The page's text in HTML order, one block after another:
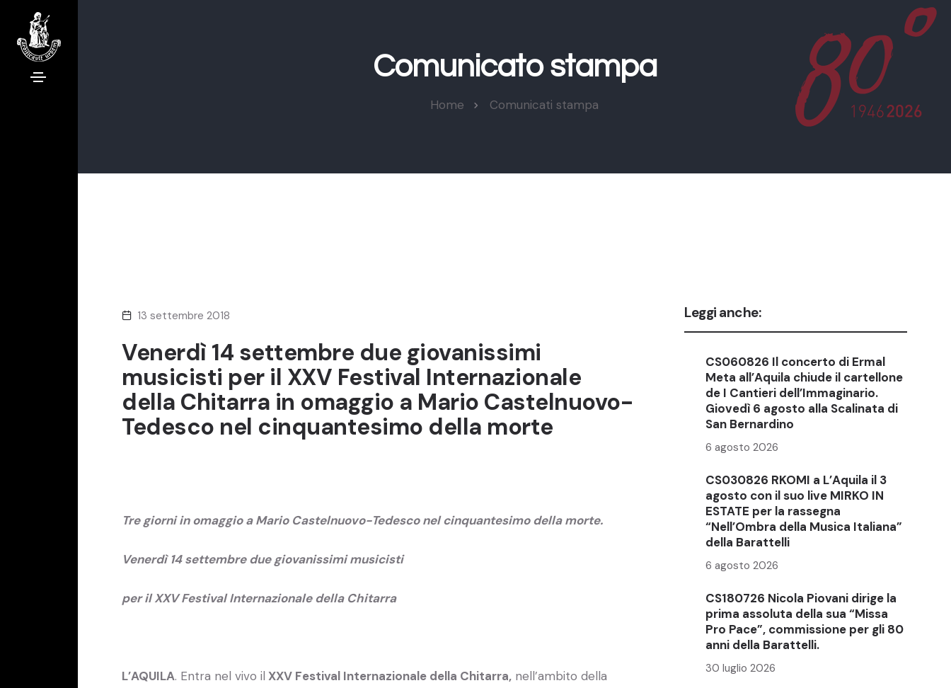
Comunicato stampa
Home Comunicati stampa
13 settembre 2018
Venerdì 14 settembre due giovanissimi
musicisti per il XXV Festival Internazionale
della Chitarra in omaggio a Mario Castelnuovo-
Tedesco nel cinquantesimo della morte
Tre giorni in omaggio a Mario Castelnuovo-Tedesco nel cinquantesimo della morte.
Venerdì 14 settembre due giovanissimi musicisti
per il XXV Festival Internazionale della Chitarra
L’AQUILA. Entra nel vivo il XXV Festival Internazionale della Chitarra, nell’ambito della
Leggi anche:
CS060826 Il concerto di Ermal
Meta all’Aquila chiude il cartellone
de I Cantieri dell’Immaginario.
Giovedì 6 agosto alla Scalinata di
San Bernardino
6 agosto 2026
CS030826 RKOMI a L’Aquila il 3
agosto con il suo live MIRKO IN
ESTATE per la rassegna
“Nell’Ombra della Musica Italiana”
della Barattelli
6 agosto 2026
CS180726 Nicola Piovani dirige la
prima assoluta della sua “Missa
Pro Pace”, commissione per gli 80
anni della Barattelli.
30 luglio 2026